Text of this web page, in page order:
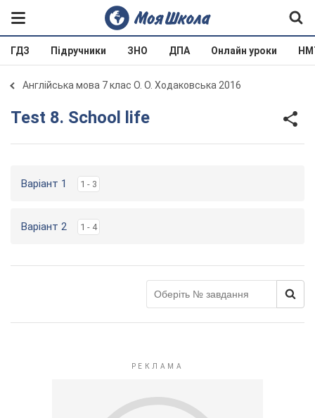
ГДЗ Підручники ЗНО ДПА Онлайн уроки
Англійська мова 7 клас О. О. Ходаковська 2016
Test 8. School life
Варіант 1 1 - 3
Варіант 2 1 - 4